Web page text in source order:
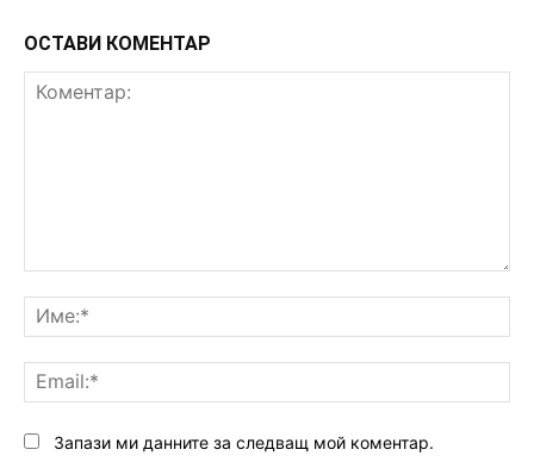
ОСТАВИ КОМЕНТАР
Запази ми данните за следващ мой коментар.